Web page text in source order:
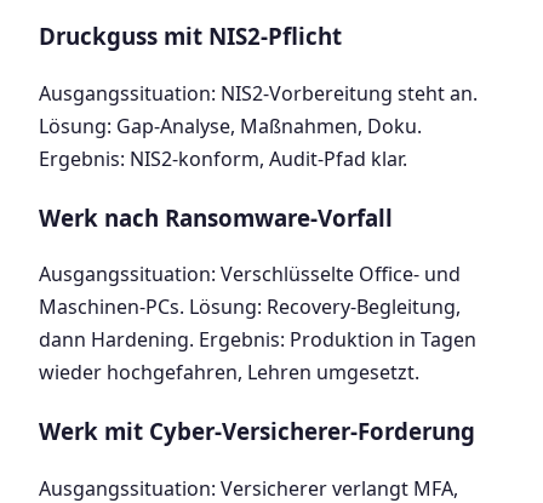
Druckguss mit NIS2-Pflicht
Ausgangssituation: NIS2-Vorbereitung steht an.
Lösung: Gap-Analyse, Maßnahmen, Doku.
Ergebnis: NIS2-konform, Audit-Pfad klar.
Werk nach Ransomware-Vorfall
Ausgangssituation: Verschlüsselte Office- und
Maschinen-PCs. Lösung: Recovery-Begleitung,
dann Hardening. Ergebnis: Produktion in Tagen
wieder hochgefahren, Lehren umgesetzt.
Werk mit Cyber-Versicherer-Forderung
Ausgangssituation: Versicherer verlangt MFA,